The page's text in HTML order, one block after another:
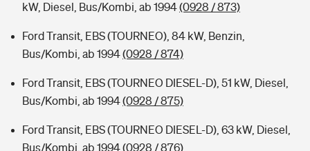
kW, Diesel, Bus/Kombi, ab 1994(0928 / 873)
Ford Transit, EBS (TOURNEO), 84 kW, Benzin,
Bus/Kombi, ab 1994(0928 / 874)
Ford Transit, EBS (TOURNEO DIESEL-D), 51 kW, Diesel,
Bus/Kombi, ab 1994(0928 / 875)
Ford Transit, EBS (TOURNEO DIESEL-D), 63 kW, Diesel,
Bus/Kombi, ab 1994(0928 / 876)